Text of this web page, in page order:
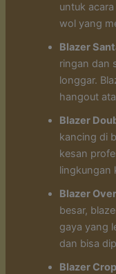
untuk
wol yang
Blazer
ringan dan
longgar.
hangout
Blazer
kancing di
kesan
lingkungan
Blazer
besar,
gaya yang
dan bisa
Blazer